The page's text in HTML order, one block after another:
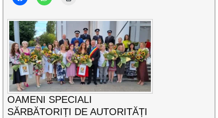
OAMENI SPECIALI
SĂRBĂTORIȚI DE AUTORITĂȚI